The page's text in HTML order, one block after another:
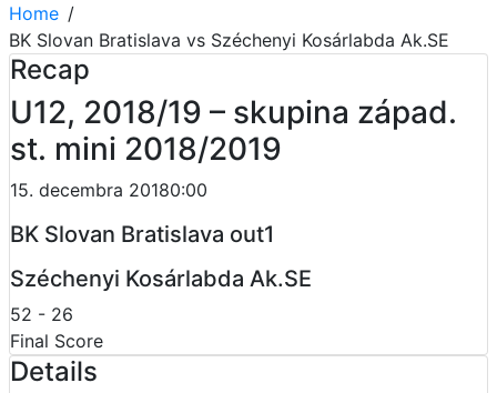
Home
BK Slovan Bratislava vs Széchenyi Kosárlabda Ak.SE
Recap
U12, 2018/19 – skupina západ.
st. mini 2018/2019
15. decembra 20180:00
BK Slovan Bratislava out1
Széchenyi Kosárlabda Ak.SE
52 - 26
Final Score
Details